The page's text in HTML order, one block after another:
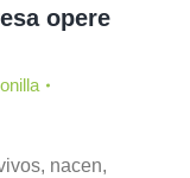
opere
nacen,